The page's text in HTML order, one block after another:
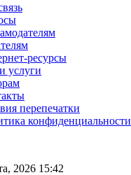
ресурсы
услуги
перепечатки
конфиденциальности
2026 15:42